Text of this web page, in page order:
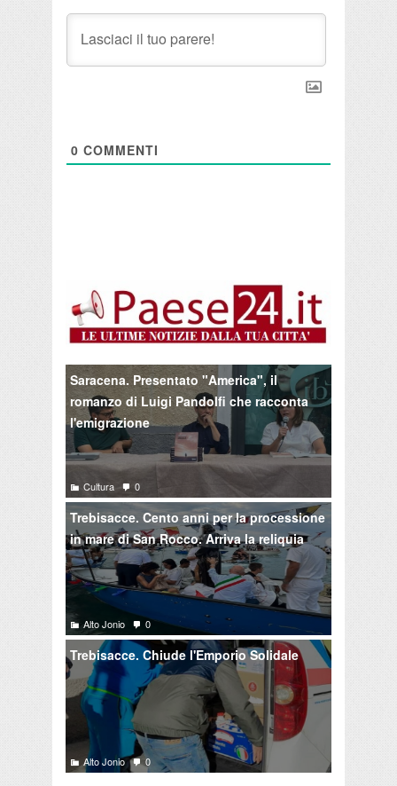
0 COMMENTI
Saracena. Presentato "America", il
romanzo di Luigi Pandolfi che racconta
l'emigrazione
Cultura 0
Trebisacce. Cento anni per la processione
in mare di San Rocco. Arriva la reliquia
Alto Jonio 0
Trebisacce. Chiude l'Emporio Solidale
Alto Jonio 0